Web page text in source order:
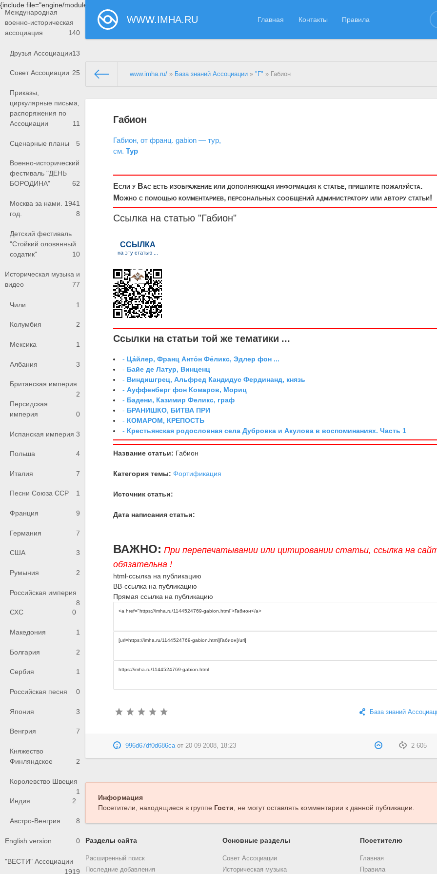
{include file="engine/modules/saperu/head.php"}
WWW.IMHA.RU Главная Контакты Правила
Международная
военно-историческая
ассоциация
140
Друзья Ассоциации13
Совет Ассоциации 25
Приказы,
циркулярные письма,
распоряжения по
Ассоциации
11
Сценарные планы 5
Военно-исторический
фестиваль "ДЕНЬ
БОРОДИНА"
62
Москва за нами. 1941
год.
8
Детский фестиваль
"Стойкий оловянный
содатик"
10
Историческая музыка и
видео
77
Чили 1
Колумбия 2
Мексика 1
Албания 3
Британская империя
2
Персидская
империя
0
Испанская империя 3
Польша 4
Италия 7
Песни Союза ССР 1
Франция 9
Германия 7
США 3
Румыния 2
Российская империя
8
СХС
0
Македония 1
Болгария 2
Сербия 1
Российская песня 0
Япония 3
Венгрия 7
Княжество
Финляндское
2
Королевство Швеция
1
Индия
2
Австро-Венгрия 8
English version 0
"ВЕСТИ" Ассоциации
1919
www.imha.ru/ » База знаний Ассоциации »"Г" » Габион
Габион
Габион, от франц. gabion — тур,
см.Тур
Если у Вас есть изображение или дополняющая информация к статье, пришлите пожалуйста.
Можно с помощью комментариев, персональных сообщений администратору или автору статьи!
Ссылка на статью "Габион"
Ссылки на статьи той же тематики ...
- Ца́йлер, Франц Анто́н Фе́ликс, Эдлер фон ...
- Байе де Латур, Винценц
- Виндишгрец, Альфред Кандидус Фердинанд, князь
-Ауффенберг фон Комаров, Мориц
- Бадени, Казимир Феликс, граф
- БРАНИШКО, БИТВА ПРИ
- КОМАРОМ, КРЕПОСТЬ
- Крестьянская родословная села Дубровка и Акулова в воспоминаниях. Часть 1
Название статьи: Габион
Категория темы: Фортификация
Источник статьи:
Дата написания статьи:
ВАЖНО: При перепечатывании или цитировании статьи, ссылка на
обязательна !
html-ссылка на публикацию
BB-ссылка на публикацию
Прямая ссылка на публикацию
База знаний
2 605
996d67df0d686caот20-09-2008, 18:23
Информация
Посетители, находящиеся в группе Гости, не могут оставлять комментарии к данной публикации.
Разделы сайта
Расширенный поиск
Последние добавления
Основные разделы
Совет Ассоциации
Историческая музыка
Посетителю
Главная
Правила